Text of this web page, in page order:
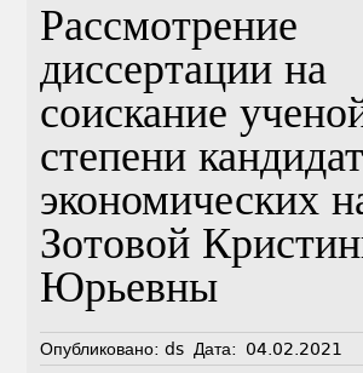
Рассмотрение
диссертации на
соискание
степени
экономических
Зотовой
Юрьевны
Опубликовано: ds Дата: 04.02.2021